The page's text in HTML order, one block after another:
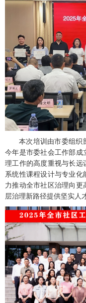
本次培训由市委组织
今年是市委社会工作部
理工作的高度重视与长远
系统性课程设计与专业
力推动全市社区治理向
层治理新路径提供坚实人